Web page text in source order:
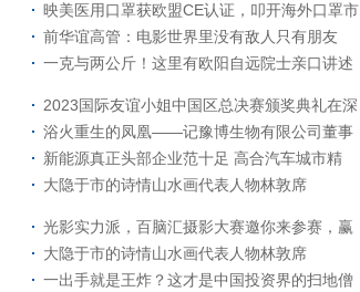
映美医用口罩获欧盟CE认证，叩开海外口罩市
前华谊高管：电影世界里没有敌人只有朋友
一克与两公斤！这里有欧阳自远院士亲口讲述
2023国际友谊小姐中国区总决赛颁奖典礼在深
浴火重生的凤凰——记豫博生物有限公司董事
新能源真正头部企业范十足 高合汽车城市精
大隐于市的诗情山水画代表人物林敦席
光影实力派，百脑汇摄影大赛邀你来参赛，赢
大隐于市的诗情山水画代表人物林敦席
一出手就是王炸？这才是中国投资界的扫地僧